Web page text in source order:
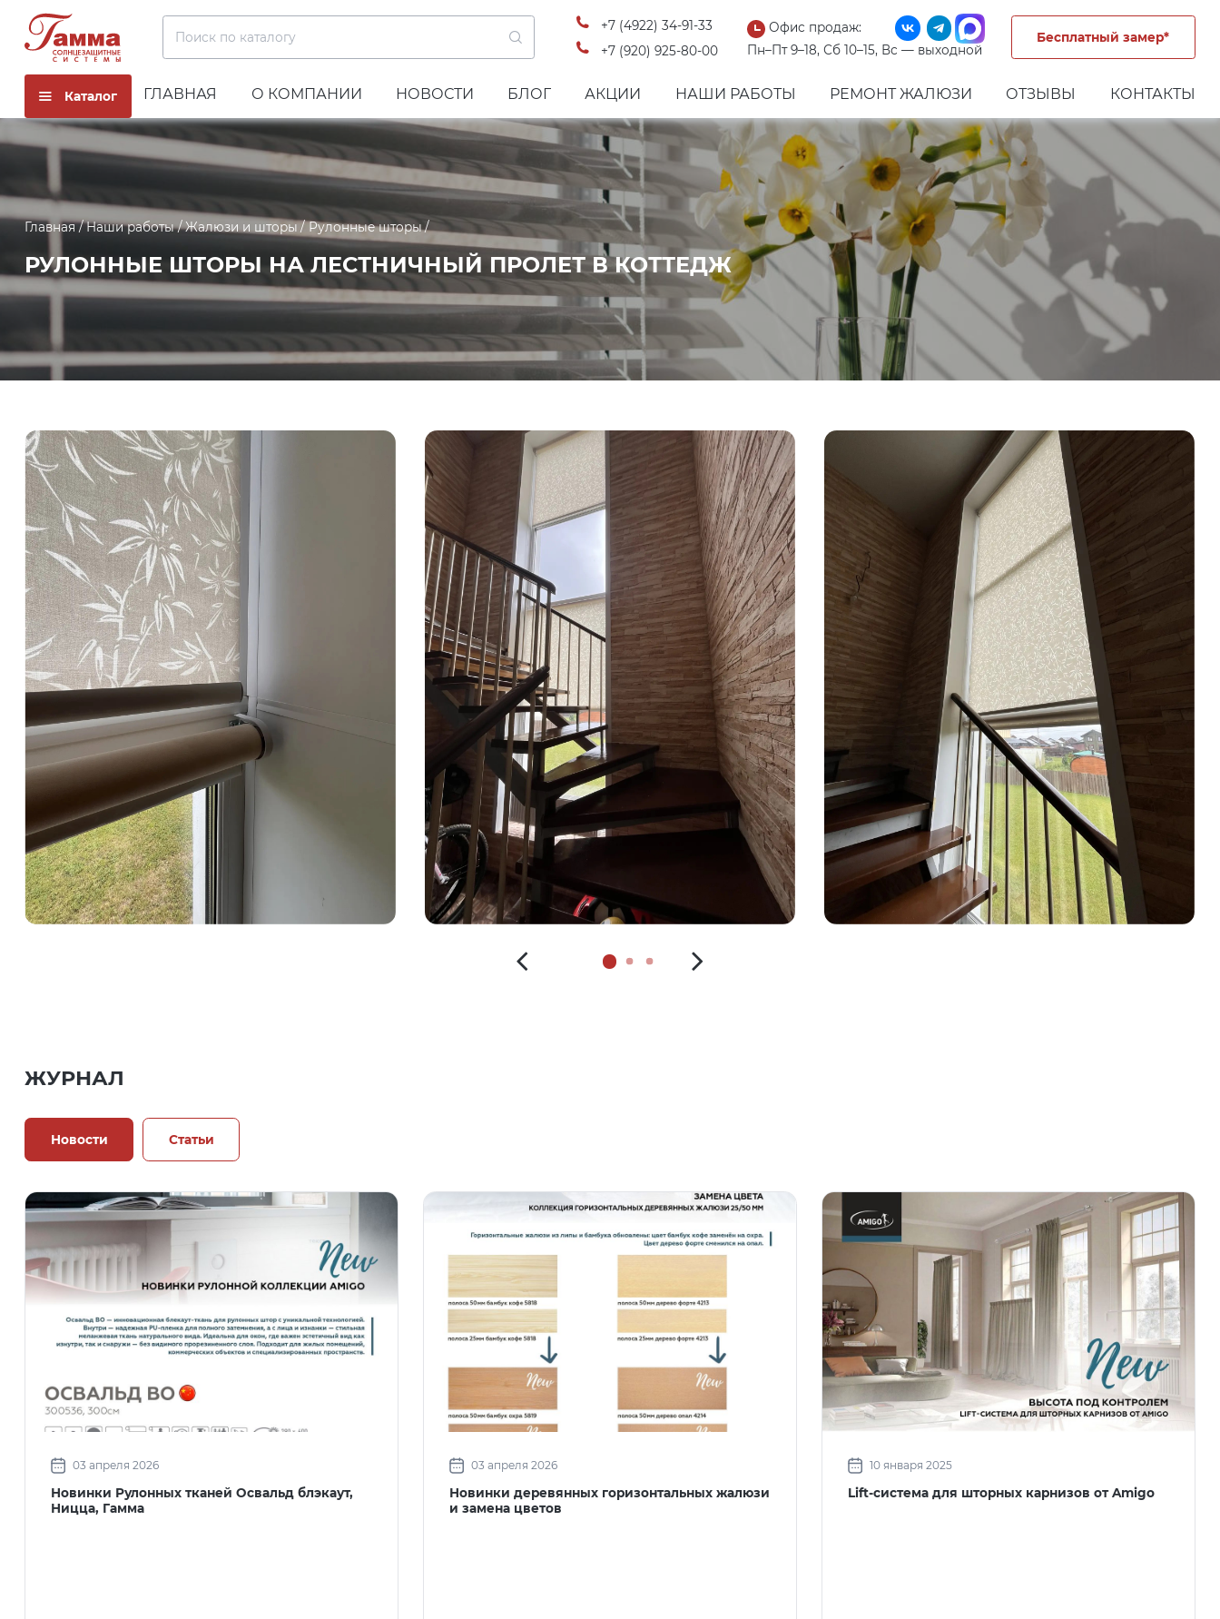
Поиск по каталогу
+7 (4922) 34-91-33
+7 (920) 925-80-00
Офис продаж:
Пн–Пт 9–18, Сб 10–15, Вс — выходной
Бесплатный замер*
Каталог ГЛАВНАЯ О КОМПАНИИ НОВОСТИ БЛОГ АКЦИИ НАШИ РАБОТЫ РЕМОНТ ЖАЛЮЗИ ОТЗЫВЫ КОНТАКТЫ
Главная Наши работы Жалюзи и шторы Рулонные шторы
РУЛОННЫЕ ШТОРЫ НА ЛЕСТНИЧНЫЙ ПРОЛЕТ В КОТТЕДЖ
ЖУРНАЛ
Новости Статьи
03 апреля 2026
Новинки Рулонных тканей Освальд блэкаут,
Ницца, Гамма
03 апреля 2026
Новинки деревянных горизонтальных жалюзи
и замена цветов
10 января 2025
Lift-система для шторных карнизов от Amigo